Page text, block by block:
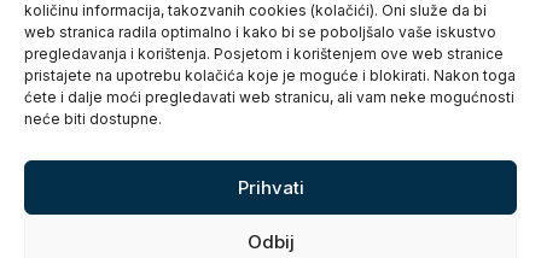
količinu informacija, takozvanih cookies (kolačići). Oni služe da bi
web stranica radila optimalno i kako bi se poboljšalo vaše iskustvo
pregledavanja i korištenja. Posjetom i korištenjem ove web stranice
pristajete na upotrebu kolačića koje je moguće i blokirati. Nakon toga
ćete i dalje moći pregledavati web stranicu, ali vam neke mogućnosti
neće biti dostupne.
Prihvati
Odbij
Zaštita osobnih podataka
Pristup informacijama
Kolačići
Izjava o pristupačnosti
Turistička zajednica grada Karlovca